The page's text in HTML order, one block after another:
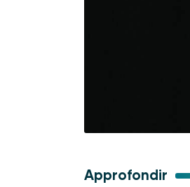
Approfondir